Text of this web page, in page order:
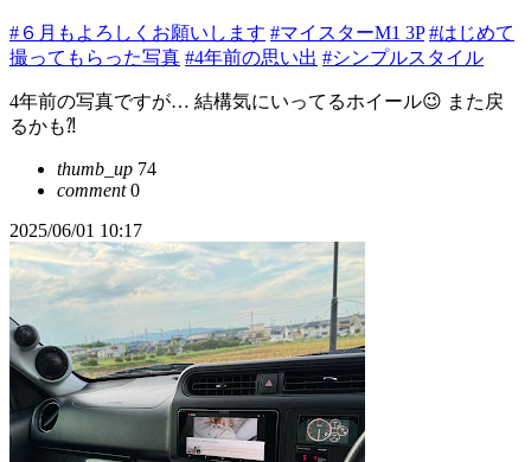
#６月もよろしくお願いします #マイスターM1 3P #はじめて
撮ってもらった写真 #4年前の思い出 #シンプルスタイル
4年前の写真ですが… 結構気にいってるホイール😉 また戻
るかも⁈
thumb_up 74
comment0
2025/06/01 10:17